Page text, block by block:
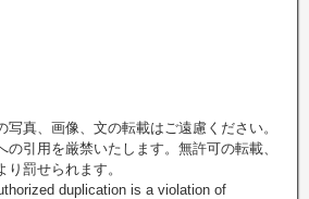
真、画像、文の転載はご遠慮ください。
の引用を厳禁いたします。無許可の転載、
罰せられます。
duplication is a violation of